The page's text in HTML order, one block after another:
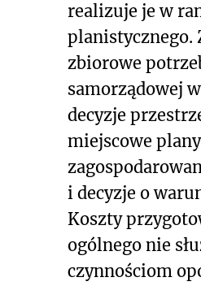
realizuje je w
planistycznego.
zbiorowe
samorządowej
decyzje
miejscowe plany
i decyzje o
Koszty
ogólnego nie
czynnościom